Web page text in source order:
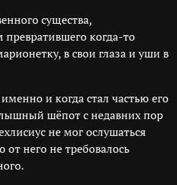
существа,
когда-то
в свои глаза и уши в
и когда стал частью его
шёпот с недавних пор
не мог ослушаться
от него не требовалось